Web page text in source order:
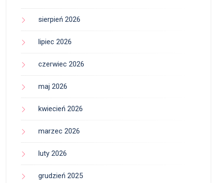
sierpień 2026
lipiec 2026
czerwiec 2026
maj 2026
kwiecień 2026
marzec 2026
luty 2026
grudzień 2025